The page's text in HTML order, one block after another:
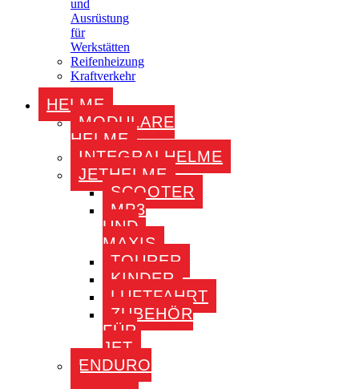
und
Ausrüstung
für
Werkstätten
Reifenheizung
Kraftverkehr
HELME
MODULARE
HELME
INTEGRALHELME
JETHELME
SCOOTER
MP3
UND
MAXIS
TOURER
KINDER
LUFTFAHRT
ZUBEHÖR
FÜR
JET
ENDURO